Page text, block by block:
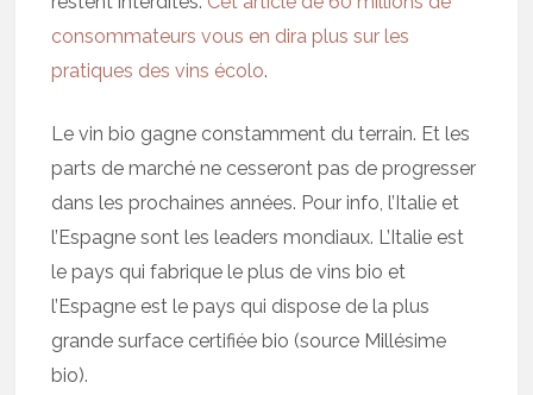
consommateurs vous en dira plus sur les
pratiques des vins écolo.
Le vin bio gagne constamment du terrain. Et les
parts de marché ne cesseront pas de progresser
dans les prochaines années. Pour info, l’Italie et
l’Espagne sont les leaders mondiaux. L’Italie est
le pays qui fabrique le plus de vins bio et
l’Espagne est le pays qui dispose de la plus
grande surface certifiée bio (source Millésime
bio).